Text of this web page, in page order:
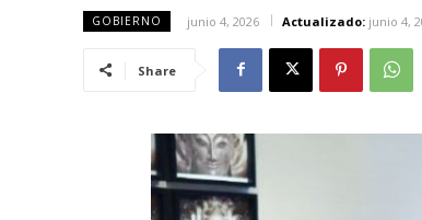
GOBIERNO junio 4, 2026 Actualizado: junio 4,
Share